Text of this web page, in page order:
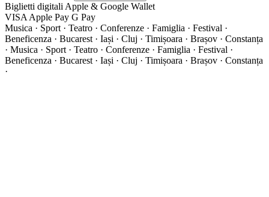
Biglietti digitali Apple & Google Wallet
VISA Apple Pay G Pay
Musica · Sport · Teatro · Conferenze · Famiglia · Festival ·
Beneficenza · Bucarest · Iași · Cluj · Timișoara · Brașov · Constanța
· Musica · Sport · Teatro · Conferenze · Famiglia · Festival ·
Beneficenza · Bucarest · Iași · Cluj · Timișoara · Brașov · Constanța
·